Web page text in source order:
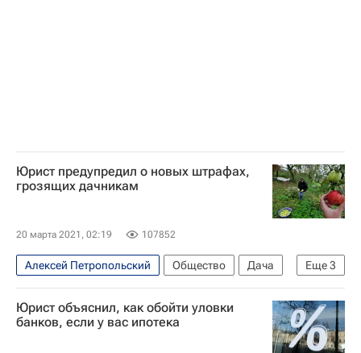
Юрист предупредил о новых штрафах,
грозящих дачникам
20 марта 2021, 02:19 107852
Еще3
Алексей Петропольский Общество
Дача
СНТ
Urvista
Московская область (Подмосковье)
Юрист объяснил, как обойти уловки
банков, если у вас ипотека